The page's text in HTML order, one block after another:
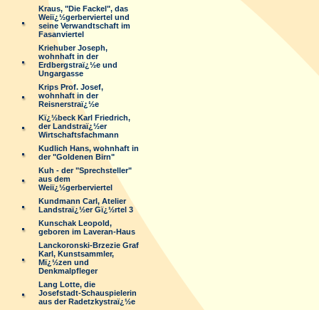
Kraus, "Die Fackel", das
Weiï¿½gerberviertel und
seine Verwandtschaft im
Fasanviertel
Kriehuber Joseph,
wohnhaft in der
Erdbergstraï¿½e und
Ungargasse
Krips Prof. Josef,
wohnhaft in der
Reisnerstraï¿½e
Kï¿½beck Karl Friedrich,
der Landstraï¿½er
Wirtschaftsfachmann
Kudlich Hans, wohnhaft in
der "Goldenen Birn"
Kuh - der "Sprechsteller"
aus dem
Weiï¿½gerberviertel
Kundmann Carl, Atelier
Landstraï¿½er Gï¿½rtel 3
Kunschak Leopold,
geboren im Laveran-Haus
Lanckoronski-Brzezie Graf
Karl, Kunstsammler,
Mï¿½zen und
Denkmalpfleger
Lang Lotte, die
Josefstadt-Schauspielerin
aus der Radetzkystraï¿½e